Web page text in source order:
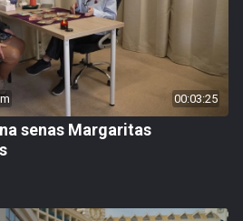
00:03:25
senas Margaritas